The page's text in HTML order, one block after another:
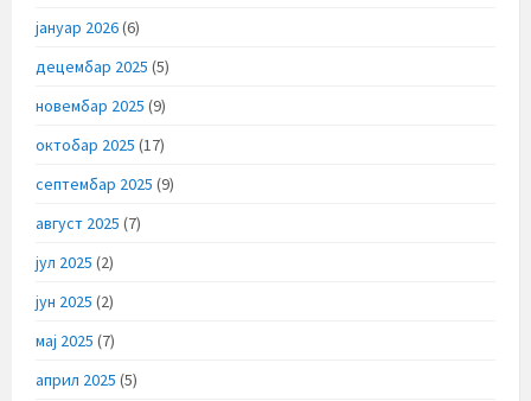
јануар 2026(6)
децембар 2025 (5)
новембар 2025 (9)
октобар 2025 (17)
септембар 2025 (9)
август 2025 (7)
јул 2025 (2)
јун 2025 (2)
мај 2025 (7)
април 2025 (5)